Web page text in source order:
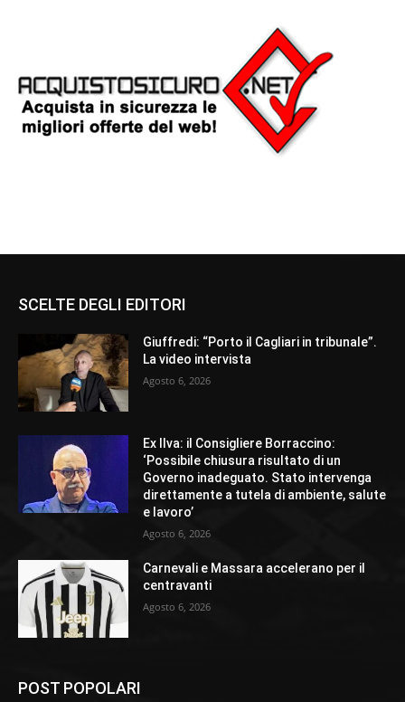
SCELTE DEGLI EDITORI
Giuffredi: “Porto il Cagliari in tribunale”.
La video intervista
Agosto 6, 2026
Ex Ilva: il Consigliere Borraccino:
‘Possibile chiusura risultato di un
Governo inadeguato. Stato intervenga
direttamente a tutela di ambiente, salute
e lavoro’
Agosto 6, 2026
Carnevali e Massara accelerano per il
centravanti
Agosto 6, 2026
POST POPOLARI